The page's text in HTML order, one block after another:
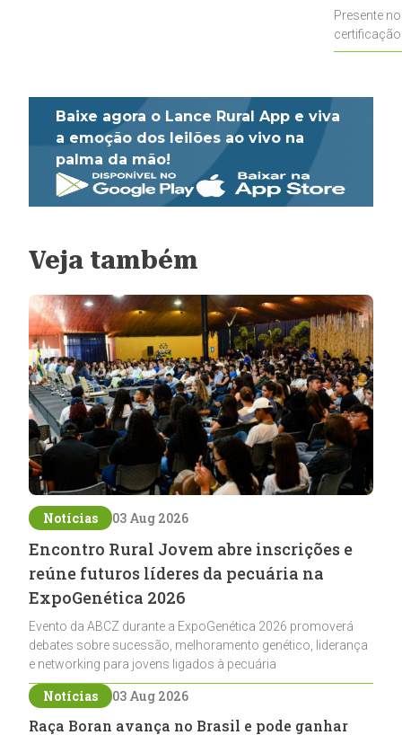
Presente
Baixe agora o Lance Rural App e viva
a emoção dos leilões ao vivo na
palma da mão!
Veja também
Notícias 03 Aug 2026
Encontro Rural Jovem abre inscrições e
reúne futuros líderes da pecuária na
ExpoGenética 2026
Evento da ABCZ durante a ExpoGenética 2026 promoverá
debates sobre sucessão, melhoramento genético, liderança
e networking para jovens ligados à pecuária
Notícias 03 Aug 2026
Raça Boran avança no Brasil e pode ganhar